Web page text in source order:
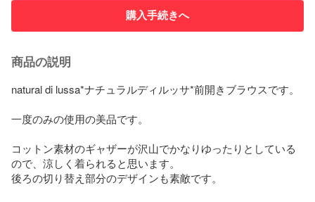
購入手続きへ
商品の説明
natural di lussa*ナチュラルディルッサ*前開きブラウスです。
一度のみの使用の美品です。
コットン素材のギャザーが沢山でかなりゆったりとしている
ので、涼しく着られると思います。
後ろの切り替え部分のデザインも素敵です。